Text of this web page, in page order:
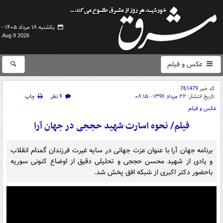
یکشنبه ۱۸ مرداد ۱۴۰۵ -
Aug 9 2026
عکس و فیلم
کد خبر761479
تاریخ انتشار: ۲۲ مرداد ۱۳۹۶ - ۰۸:۱۵ ۴ نظر
چاپ
عکس و فیلم
فیلم/ نحوه اسارت شهید حججی در جهان آرا
برنامه جهان آرا با عنوان عزت جهانی در سایه غیرت فرزندان گمنام انقلاب
و یادی از شهید محسن حججی و تحلیلی دقیق از اوضاع کنونی سوریه
باحضور دکتر اکبری از شبکه افق پخش شد.